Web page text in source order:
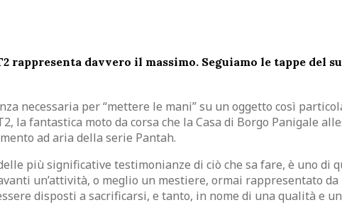
davvero il massimo. Seguiamo le tappe del
necessaria per “mettere le mani” su un oggetto così
la fantastica moto da corsa che la Casa di Borgo Panigale
ad aria della serie Pantah.
più significative testimonianze di ciò che sa fare, è uno di
un’attività, o meglio un mestiere, ormai rappresentato
disposti a sacrificarsi, e tanto, in nome di una qualità e